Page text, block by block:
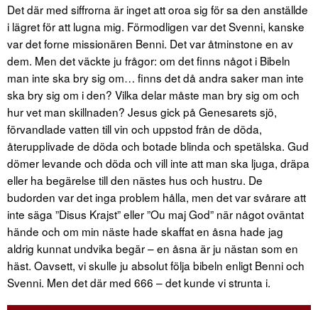
Det där med siffrorna är inget att oroa sig för sa den anställde
i lägret för att lugna mig. Förmodligen var det Svenni, kanske
var det forne missionären Benni. Det var åtminstone en av
dem. Men det väckte ju frågor: om det finns något i Bibeln
man inte ska bry sig om… finns det då andra saker man inte
ska bry sig om i den? Vilka delar måste man bry sig om och
hur vet man skillnaden? Jesus gick på Genesarets sjö,
förvandlade vatten till vin och uppstod från de döda,
återupplivade de döda och botade blinda och spetälska. Gud
dömer levande och döda och vill inte att man ska ljuga, dräpa
eller ha begärelse till den nästes hus och hustru. De
budorden var det inga problem hålla, men det var svårare att
inte säga ”Disus Krajst” eller ”Ou maj God” när något oväntat
hände och om min näste hade skaffat en åsna hade jag
aldrig kunnat undvika begär – en åsna är ju nästan som en
häst. Oavsett, vi skulle ju absolut följa bibeln enligt Benni och
Svenni. Men det där med 666 – det kunde vi strunta i.